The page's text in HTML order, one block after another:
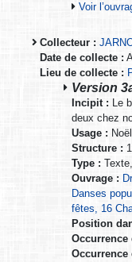
Voir
Collecteur :
Date de collecte :
Lieu de collecte :
Version
Incipit : Le
deux chez
Usage : Noël
Structure :
Type :
Ouvrage :
Danses
fêtes, 16
Position
Occurrence
Occurrence